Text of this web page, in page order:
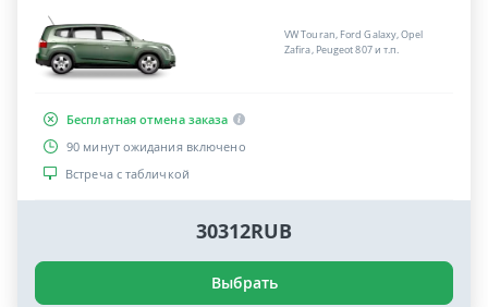
VW Touran, Ford Galaxy, Opel
Zafira, Peugeot 807 и т.п.
Бесплатная отмена заказа
90 минут ожидания включено
Встреча с табличкой
30312RUB
Выбрать